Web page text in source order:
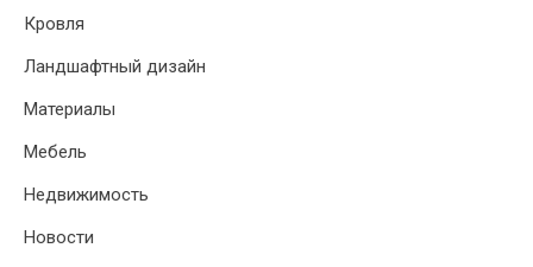
Кровля
Ландшафтный дизайн
Материалы
Мебель
Недвижимость
Новости